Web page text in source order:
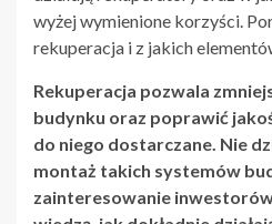
wyżej wymienione korzyści.
rekuperacja i z jakich
Rekuperacja pozwala
budynku oraz poprawić
do niego dostarczane. Nie
montaż takich systemów
zainteresowanie